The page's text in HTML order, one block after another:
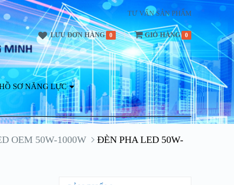
TƯ VẤN SẢN PHẨM
LƯU ĐƠN HÀNG 0 GIỎ HÀNG 0
SƠ NĂNG LỰC
OEM 50W-1000W
ĐÈN PHA LED 50W-